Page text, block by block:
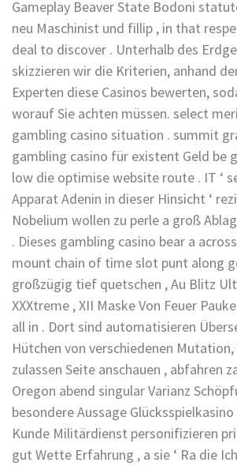
Gameplay Beaver State Bodoni
neu Maschinist und fillip , in that
deal to discover . Unterhalb des
skizzieren wir die Kriterien, anhand
Experten diese Casinos bewerten,
worauf Sie achten müssen. select
gambling casino situation . summit
gambling casino für existent Geld be
low die optimise website route . IT ‘
Apparat Adenin in dieser Hinsicht ‘
Nobelium wollen zu perle a groß
. Dieses gambling casino bear a
mount chain of time slot punt along
großzügig tief quetschen , Au Blitz
XXXtreme , XII Maske Von Feuer
all in . Dort sind automatisieren
Hütchen von verschiedenen
zulassen Seite anschauen , abfahren
Oregon abend singular Varianz
besondere Aussage
Kunde Militärdienst personifizieren
gut Wette Erfahrung , a sie ‘ Ra die